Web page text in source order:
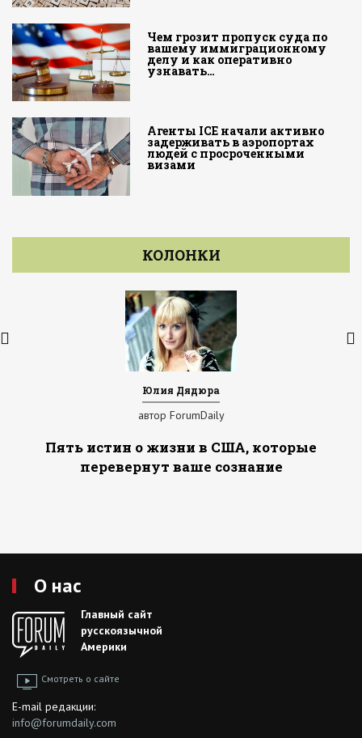
Чем грозит пропуск суда по
вашему иммиграционному
делу и как оперативно
узнавать…
Агенты ICE начали активно
задерживать в аэропортах
людей с просроченными
визами
КОЛОНКИ
Юлия Дядюра
автор ForumDaily
Пять истин о жизни в США, которые
перевернут ваше сознание
О нас
Главный сайт
русскоязычной
Америки
Смотреть о сайте
E-mail редакции:
info@forumdaily.com